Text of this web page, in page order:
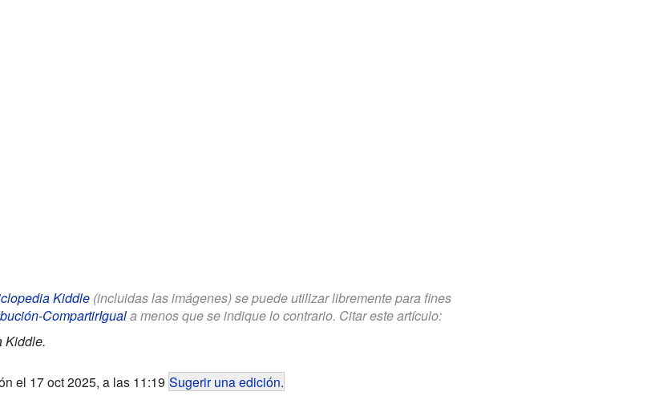
Kiddle(incluidas las imágenes) se puede utilizar libremente para fines
CompartirIguala menos que se indique lo contrario. Citar este artículo:
Kiddle.
el 17 oct 2025, a las 11:19 Sugerir una edición.